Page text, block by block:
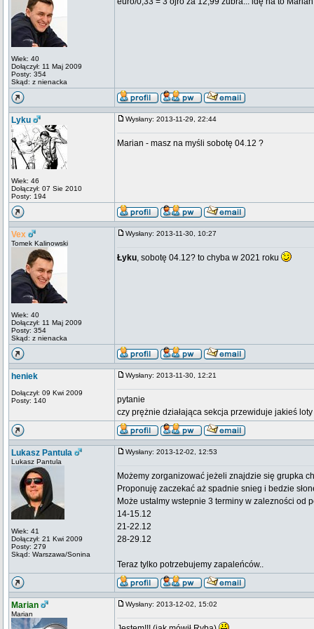
Wiek: 40
Dołączył: 11 Maj 2009
Posty: 354
Skąd: z nienacka
Lyku
Wiek: 46
Dołączył: 07 Sie 2010
Posty: 194
Wysłany: 2013-11-29, 22:44
Marian - masz na myśli sobotę 04.12 ?
Vex
Tomek Kalinowski
Wiek: 40
Dołączył: 11 Maj 2009
Posty: 354
Skąd: z nienacka
Wysłany: 2013-11-30, 10:27
Łyku, sobotę 04.12? to chyba w 2021 roku
heniek
Dołączył: 09 Kwi 2009
Posty: 140
Wysłany: 2013-11-30, 12:21
pytanie
czy prężnie działająca sekcja przewiduje jakieś
Lukasz Pantula
Lukasz Pantula
Wiek: 41
Dołączył: 21 Kwi 2009
Posty: 279
Skąd: Warszawa/Sonina
Wysłany: 2013-12-02, 12:53
Możemy zorganizować jeżeli znajdzie się grupka
Proponuję zaczekać aż spadnie snieg i bedzie
Może ustalmy wstepnie 3 terminy w zalezności od
14-15.12
21-22.12
28-29.12
Teraz tylko potrzebujemy zapaleńców..
Marian
Marian
Wysłany: 2013-12-02, 15:02